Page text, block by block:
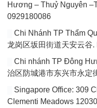
Hương – Thuỷ Nguyên
0929180086
Chi Nhánh TP Thẩm
龙岗区坂田街道天安云谷
Chi nhánh TP Đông
治区防城港市东兴市永定
Singapore Office: 309
Clementi Meadows